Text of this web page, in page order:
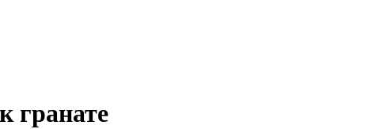
гранате